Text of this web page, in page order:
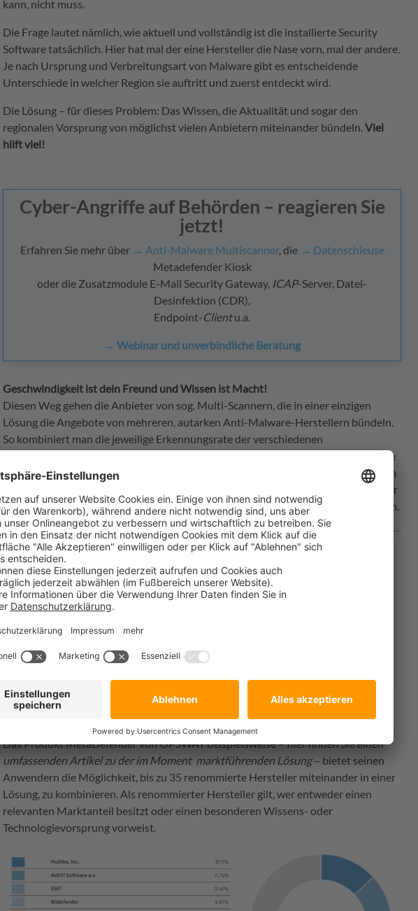
kann, nicht muss.
Die Frage lautet nämlich, wie aktuell und vollständig ist die installierte Security
Software tatsächlich. Hier hat mal der eine Hersteller die Nase vorn, mal der andere.
Je nach Ursprung und Verbreitungsart von Malware gibt es entscheidende
Unterschiede in welcher Region sie auftritt und zuerst entdeckt wird.
Die Lösung – für dieses Problem: Das Wissen, die Aktualität und sogar den
regionalen Vorsprung von möglichst vielen Anbietern miteinander bündeln.Viel
hilft viel!
Cyber-Angriffe auf Behörden – reagieren Sie
jetzt!
Erfahren Sie mehr über → Anti-Malware Multiscanner, die → Datenschleuse
Metadefender Kiosk
oder die Zusatzmodule E-Mail Security Gateway, ICAP-Server, Datei-
Desinfektion (CDR),
Endpoint-Clientu.a.
→ Webinar und unverbindliche Beratung
Geschwindigkeit ist dein Freund und Wissen ist Macht!
Diesen Weg gehen die Anbieter von sog. Multi-Scannern, die in einer einzigen
Lösung die Angebote von mehreren, autarken Anti-Malware-Herstellern bündeln.
So kombiniert man die jeweilige Erkennungsrate der verschiedenen
Entwicklungslabore miteinander und schließt noch so kleine Sicherheitslöcher. Die
Erkennungsraten steigen, je mehr Hersteller gleichzeitig agieren. Daraus wiederum
resultiert eine kürzere Verwundbarkeit (die Zeit, bis der Angreifer irgendwo auf der
Welt entdeckt wird) und mehr Sicherheit durch ein breiteres Abdeckungsspektrum.
Der gefährlichste Angreifer trifft auf den stärksten Verteidiger!
Das Produkt MetaDefender von OPSWAT beispielsweise –hier finden Sie einen
umfassenden Artikel zu der im Moment marktführenden Lösung– bietet seinen
Anwendern die Möglichkeit, bis zu 35 renommierte Hersteller miteinander in einer
Lösung, zu kombinieren. Als renommierter Hersteller gilt, wer entweder einen
relevanten Marktanteil besitzt oder einen besonderen Wissens- oder
Technologievorsprung vorweist.